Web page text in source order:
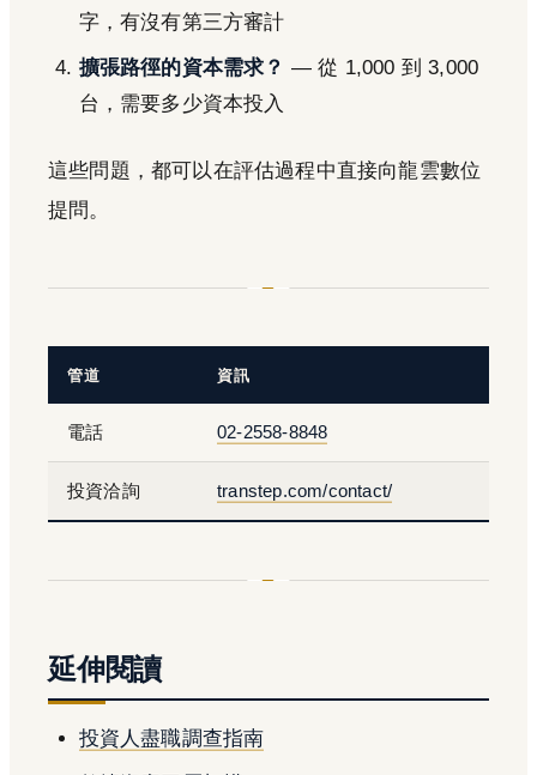
字，有沒有第三方審計
擴張路徑的資本需求？ — 從 1,000 到 3,000
台，需要多少資本投入
這些問題，都可以在評估過程中直接向龍雲數位
提問。
管道 資訊
電話 02-2558-8848
投資洽詢 transtep.com/contact/
延伸閱讀
投資人盡職調查指南